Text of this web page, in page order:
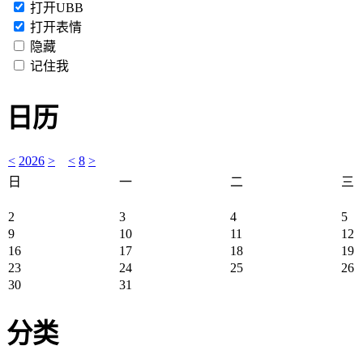
打开UBB
打开表情
隐藏
记住我
日历
< 2026 > < 8 >
日
一 二 三
2 3 4
5
9
10 11
12
16
17 18
19
23
24 25
26
30
31
分类